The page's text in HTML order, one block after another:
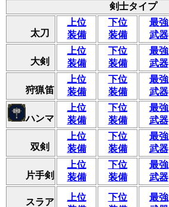
剣士タイプ
太刀
上位
装備
下位
装備
最強
武器
大剣
上位
装備
下位
装備
最強
武器
狩猟笛
上位
装備
下位
装備
最強
武器
ハンマ
上位
装備
下位
装備
最強
武器
双剣
上位
装備
下位
装備
最強
武器
片手剣
上位
装備
下位
装備
最強
武器
スラア
上位
下位
最強